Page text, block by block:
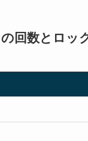
回数とロッ